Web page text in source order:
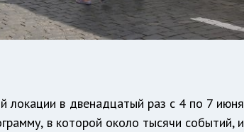
локации в двенадцатый раз с 4 по 7 июня
в которой около тысячи событий, и